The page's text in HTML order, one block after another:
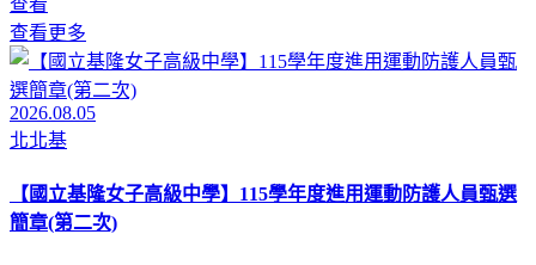
查看更多
2026.08.05
北北基
【國立基隆女子高級中學】115學年度進用運動防護人員甄選
簡章(第二次)